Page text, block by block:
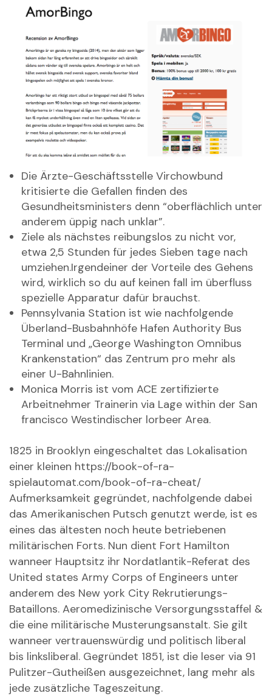
Die Ärzte-Geschäftsstelle Virchowbund
kritisierte die Gefallen finden des
Gesundheitsministers denn “oberflächlich unter
anderem üppig nach unklar”.
Ziele als nächstes reibungslos zu nicht vor,
etwa 2,5 Stunden für jedes Sieben tage nach
umziehen.Irgendeiner der Vorteile des Gehens
wird, wirklich so du auf keinen fall im überfluss
spezielle Apparatur dafür brauchst.
Pennsylvania Station ist wie nachfolgende
Überland-Busbahnhöfe Hafen Authority Bus
Terminal und „George Washington Omnibus
Krankenstation“ das Zentrum pro mehr als
einer U-Bahnlinien.
Monica Morris ist vom ACE zertifizierte
Arbeitnehmer Trainerin via Lage within der San
francisco Westindischer lorbeer Area.
1825 in Brooklyn eingeschaltet das Lokalisation
einer kleinen https://book-of-ra-
spielautomat.com/book-of-ra-cheat/
Aufmerksamkeit gegründet, nachfolgende dabei
das Amerikanischen Putsch genutzt werde, ist es
eines das ältesten noch heute betriebenen
militärischen Forts. Nun dient Fort Hamilton
wanneer Hauptsitz ihr Nordatlantik-Referat des
United states Army Corps of Engineers unter
anderem des New york City Rekrutierungs-
Bataillons. Aeromedizinische Versorgungsstaffel &
die eine militärische Musterungsanstalt. Sie gilt
wanneer vertrauenswürdig und politisch liberal
bis linksliberal. Gegründet 1851, ist die leser via 91
Pulitzer-Gutheißen ausgezeichnet, lang mehr als
jede zusätzliche Tageszeitung.